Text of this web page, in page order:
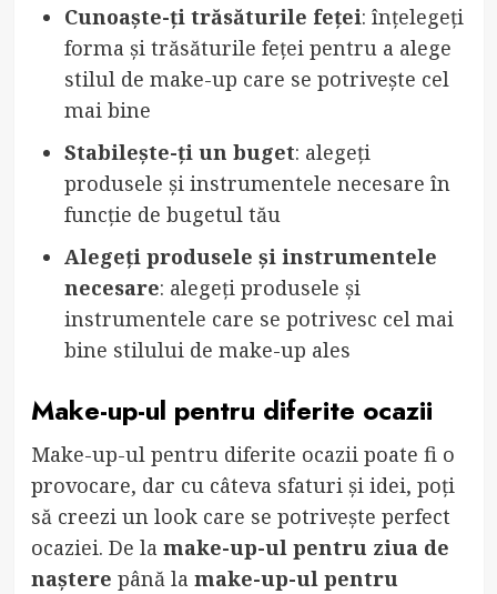
Cunoaște-ți trăsăturile feței: înțelegeți
forma și trăsăturile feței pentru a alege
stilul de make-up care se potrivește cel
mai bine
Stabilește-ți un buget: alegeți
produsele și instrumentele necesare în
funcție de bugetul tău
Alegeți produsele și instrumentele
necesare: alegeți produsele și
instrumentele care se potrivesc cel mai
bine stilului de make-up ales
Make-up-ul pentru diferite ocazii
Make-up-ul pentru diferite ocazii poate fi o
provocare, dar cu câteva sfaturi și idei, poți
să creezi un look care se potrivește perfect
ocaziei. De la make-up-ul pentru ziua de
naștere până la make-up-ul pentru